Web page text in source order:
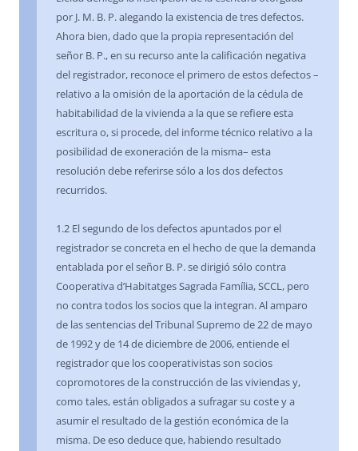
por J. M. B. P. alegando la existencia de tres defectos.
Ahora bien, dado que la propia representación del
señor B. P., en su recurso ante la calificación negativa
del registrador, reconoce el primero de estos defectos –
relativo a la omisión de la aportación de la cédula de
habitabilidad de la vivienda a la que se refiere esta
escritura o, si procede, del informe técnico relativo a la
posibilidad de exoneración de la misma– esta
resolución debe referirse sólo a los dos defectos
recurridos.
1.2 El segundo de los defectos apuntados por el
registrador se concreta en el hecho de que la demanda
entablada por el señor B. P. se dirigió sólo contra
Cooperativa d’Habitatges Sagrada Família, SCCL, pero
no contra todos los socios que la integran. Al amparo
de las sentencias del Tribunal Supremo de 22 de mayo
de 1992 y de 14 de diciembre de 2006, entiende el
registrador que los cooperativistas son socios
copromotores de la construcción de las viviendas y,
como tales, están obligados a sufragar su coste y a
asumir el resultado de la gestión económica de la
misma. De eso deduce que, habiendo resultado